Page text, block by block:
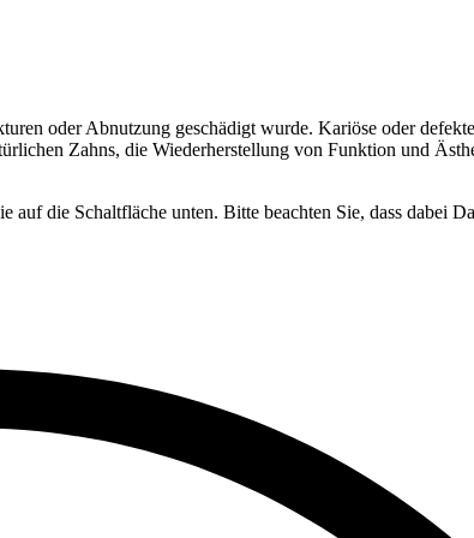
oder Abnutzung geschädigt wurde. Kariöse oder
Zahns, die Wiederherstellung von Funktion und
die Schaltfläche unten. Bitte beachten Sie, dass dabei